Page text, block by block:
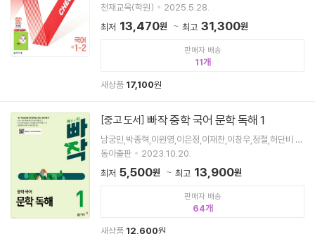
천재교육(학원)
2025.5.28.
최저 13,470원 최고 31,300원
판매자 배송
11
새상품 17,100원
[중고 도서] 빠작 중학 국어 문학 독해 1
남궁민,박종혁,이원영,이은정,이재찬,이창우,정철,허단비 공
저
동아출판
2023.10.20.
최저 5,500원 최고 13,900원
판매자 배송
64
새상품 12,600원